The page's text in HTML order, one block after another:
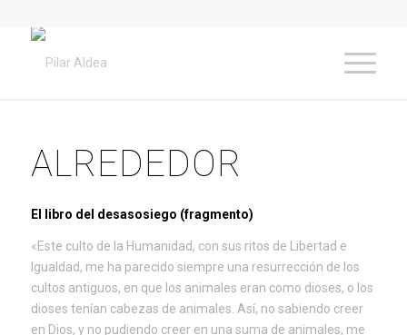
ALREDEDOR
El libro del desasosiego (fragmento)
«Este culto de la Humanidad, con sus ritos de Libertad e
Igualdad, me ha parecido siempre una resurrección de los
cultos antiguos, en que los animales eran como dioses, o los
dioses tenían cabezas de animales. Así, no sabiendo creer
en Dios, y no pudiendo creer en una suma de animales, me